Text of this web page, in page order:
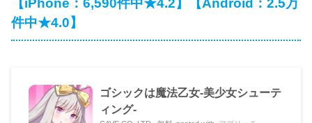
【iPhone：6,590件中★4.2】【Android：2.5万
件中★4.0】
ゴシックは魔法乙女-美少女シューテ
ィング-